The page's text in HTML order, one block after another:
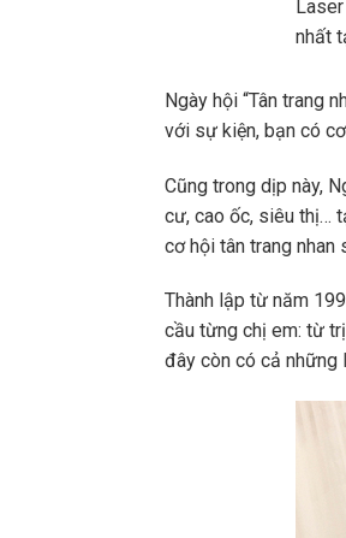
nhất
Ngày hội “Tân trang
với sự kiện, bạn có
Cũng trong dịp này,
cư, cao ốc, siêu thị…
cơ hội tân trang nhan
Thành lập từ năm
cầu từng chị em: từ
đây còn có cả những